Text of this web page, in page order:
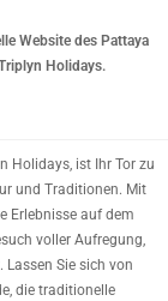
Website des Pattaya
Holidays.
Holidays, ist Ihr Tor zu
und Traditionen. Mit
Erlebnisse auf dem
voller Aufregung,
Sie sich von
die traditionelle